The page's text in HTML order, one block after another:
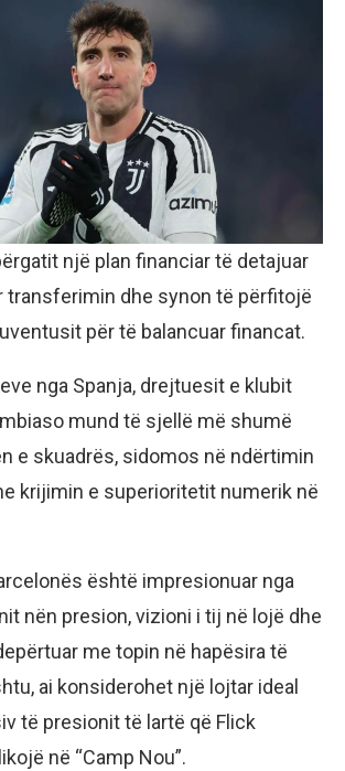
një plan financiar të detajuar
transferimin dhe synon të përfitojë
për të balancuar financat.
nga Spanja, drejtuesit e klubit
mund të sjellë më shumë
e skuadrës, sidomos në ndërtimin
krijimin e superioritetit numerik në
është impresionuar nga
nën presion, vizioni i tij në lojë dhe
me topin në hapësira të
ai konsiderohet një lojtar ideal
të presionit të lartë që Flick
në “Camp Nou”.